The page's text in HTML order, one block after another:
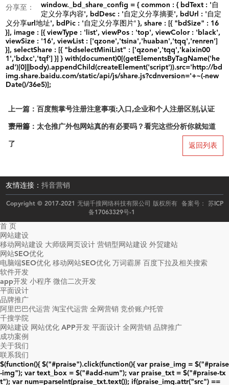
分享至：
window._bd_share_config = { common : { bdText : '自
定义分享内容', bdDesc : '自定义分享摘要', bdUrl : '自定
义分享url地址', bdPic : '自定义分享图片' }, share : [{ "bdSize" : 16
}], image : [{ viewType : 'list', viewPos : 'top', viewColor : 'black',
viewSize : '16', viewList : ['qzone','tsina','huaban','tqq','renren']
}], selectShare : [{ "bdselectMiniList" : ['qzone','tqq','kaixin00
1','bdxc','tqf'] }] } with(document)0[(getElementsByTagName('he
ad')[0]||body).appendChild(createElement('script')).src='http://bd
img.share.baidu.com/static/api/js/share.js?cdnversion='+~(-new
Date()/36e5)];
上一篇：百度熊掌号注册注意事项:入口,企业和个人注册区别,认证
费用等
下一篇：太仓推广外包网站真的有必要吗？看完这些分析你就知道
了
返回列表
友情连接：抖音营销
Copyright © 2017-2021 无锡千搜网络科技有限公司 版权所有 备案号： 苏ICP
备17063329号-1
首 页
网站建设
移动网站建设 大师级网页设计 营销型网站建设 外贸建站
网站SEO优化
电脑端SEO优化 移动网站SEO优化 万词霸屏 百度下拉及相关搜索
软件开发
app开发 小程序 微信二次开发
平面设计
品牌推广
阿里巴巴代运营 淘宝代运营 全网营销 竞价账户托管
千搜学院
网站建设 网站优化 APP开发 平面设计 全网营销 品牌推广
成功案例
关于我们
联系我们
$(function(){ $("#praise").click(function(){ var praise_img = $("#praise
-img"); var text_box = $("#add-num"); var praise_txt = $("#praise-tx
t"); var num=parseInt(praise_txt.text()); if(praise_img.attr("src") ==